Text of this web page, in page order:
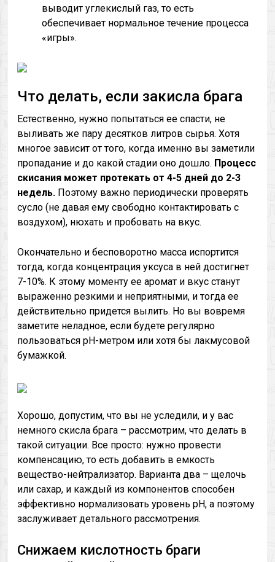
выводит углекислый газ, то есть
обеспечивает нормальное течение процесса
«игры».
Что делать, если закисла брага
Естественно, нужно попытаться ее спасти, не
выливать же пару десятков литров сырья. Хотя
многое зависит от того, когда именно вы заметили
пропадание и до какой стадии оно дошло. Процесс
скисания может протекать от 4-5 дней до 2-3
недель. Поэтому важно периодически проверять
сусло (не давая ему свободно контактировать с
воздухом), нюхать и пробовать на вкус.
Окончательно и бесповоротно масса испортится
тогда, когда концентрация уксуса в ней достигнет
7-10%. К этому моменту ее аромат и вкус станут
выраженно резкими и неприятными, и тогда ее
действительно придется вылить. Но вы вовремя
заметите неладное, если будете регулярно
пользоваться pH-метром или хотя бы лакмусовой
бумажкой.
Хорошо, допустим, что вы не уследили, и у вас
немного скисла брага – рассмотрим, что делать в
такой ситуации. Все просто: нужно провести
компенсацию, то есть добавить в емкость
вещество-нейтрализатор. Варианта два – щелочь
или сахар, и каждый из компонентов способен
эффективно нормализовать уровень pH, а поэтому
заслуживает детального рассмотрения.
Снижаем кислотность браги